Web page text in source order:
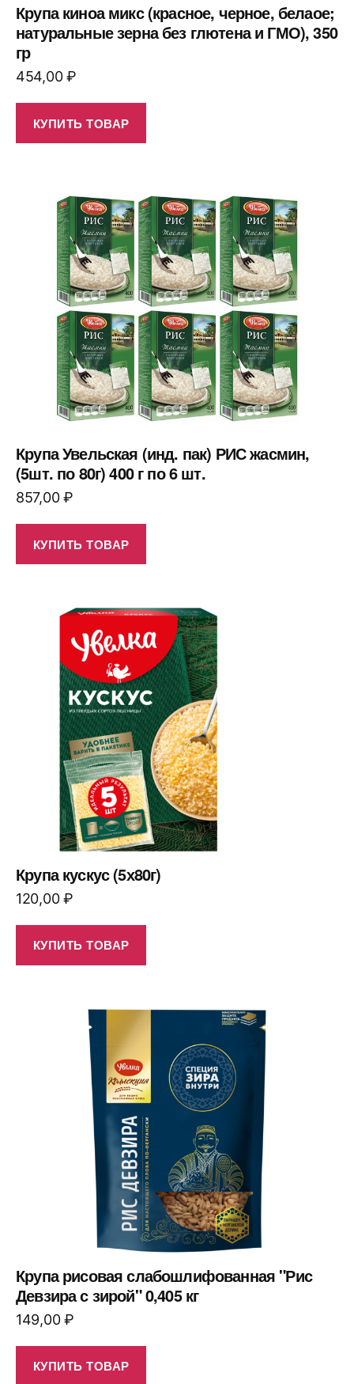
Крупа киноа микс (красное, черное, белаое;
натуральные зерна без глютена и ГМО), 350
гр
454,00₽
КУПИТЬ ТОВАР
Крупа Увельская (инд. пак) РИС жасмин,
(5шт. по 80г) 400 г по 6 шт.
857,00₽
КУПИТЬ ТОВАР
Крупа кускус (5х80г)
120,00₽
КУПИТЬ ТОВАР
Крупа рисовая слабошлифованная "Рис
Девзира с зирой" 0,405 кг
149,00₽
КУПИТЬ ТОВАР